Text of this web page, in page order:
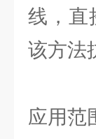
线，直
该方法
应用范